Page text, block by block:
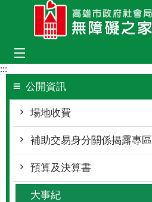
跳到主要內容區塊
:::
公開資訊
場地收費
補助交易身分關係揭露專區
預算及決算書
大事紀